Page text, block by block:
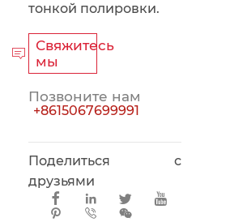
тонкой полировки.

Свяжитесь
мы
Позвоните нам
+8615067699991
Поделиться с
друзьями
  


 